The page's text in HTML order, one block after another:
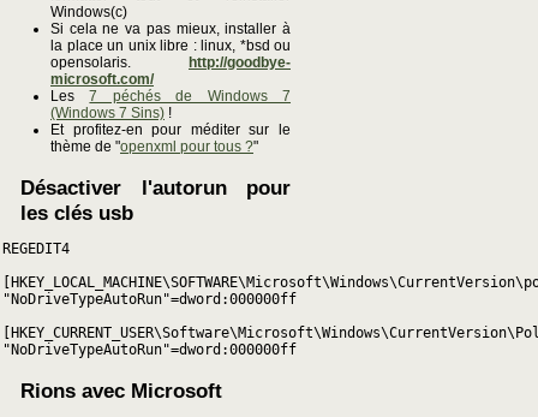
Windows(c)
Si cela ne va pas mieux, installer à
la place un unix libre : linux, *bsd ou
opensolaris. http://goodbye-
microsoft.com/
Les7 péchés de Windows 7
(Windows 7 Sins) !
Et profitez-en pour méditer sur le
thème de "openxml pour tous ?"
Désactiver l'autorun pour
les clés usb
REGEDIT4
"NoDriveTypeAutoRun"=dword:000000ff
Rions avec Microsoft